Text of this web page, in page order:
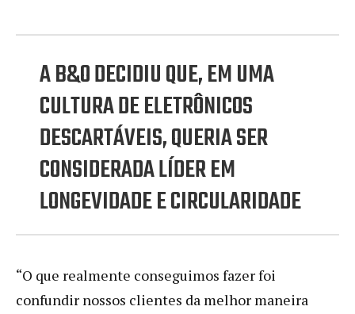
A B&O DECIDIU QUE, EM UMA
CULTURA DE ELETRÔNICOS
DESCARTÁVEIS, QUERIA SER
CONSIDERADA LÍDER EM
LONGEVIDADE E CIRCULARIDADE
“O que realmente conseguimos fazer foi
confundir nossos clientes da melhor maneira